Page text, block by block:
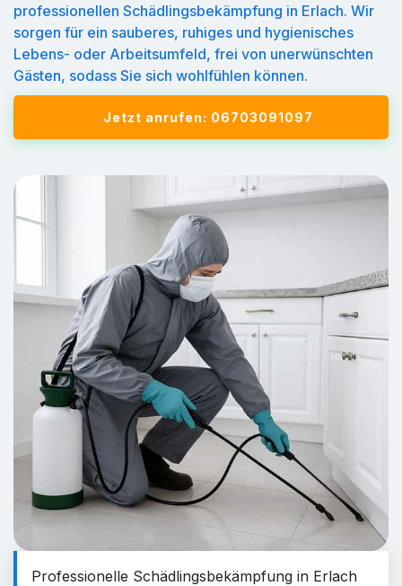
professionellen Schädlingsbekämpfung in Erlach. Wir
sorgen für ein sauberes, ruhiges und hygienisches
Lebens- oder Arbeitsumfeld, frei von unerwünschten
Gästen, sodass Sie sich wohlfühlen können.
Jetzt anrufen: 06703091097
Professionelle Schädlingsbekämpfung in Erlach